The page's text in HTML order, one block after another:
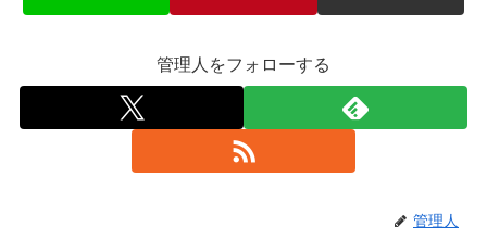
管理人をフォローする
管理人